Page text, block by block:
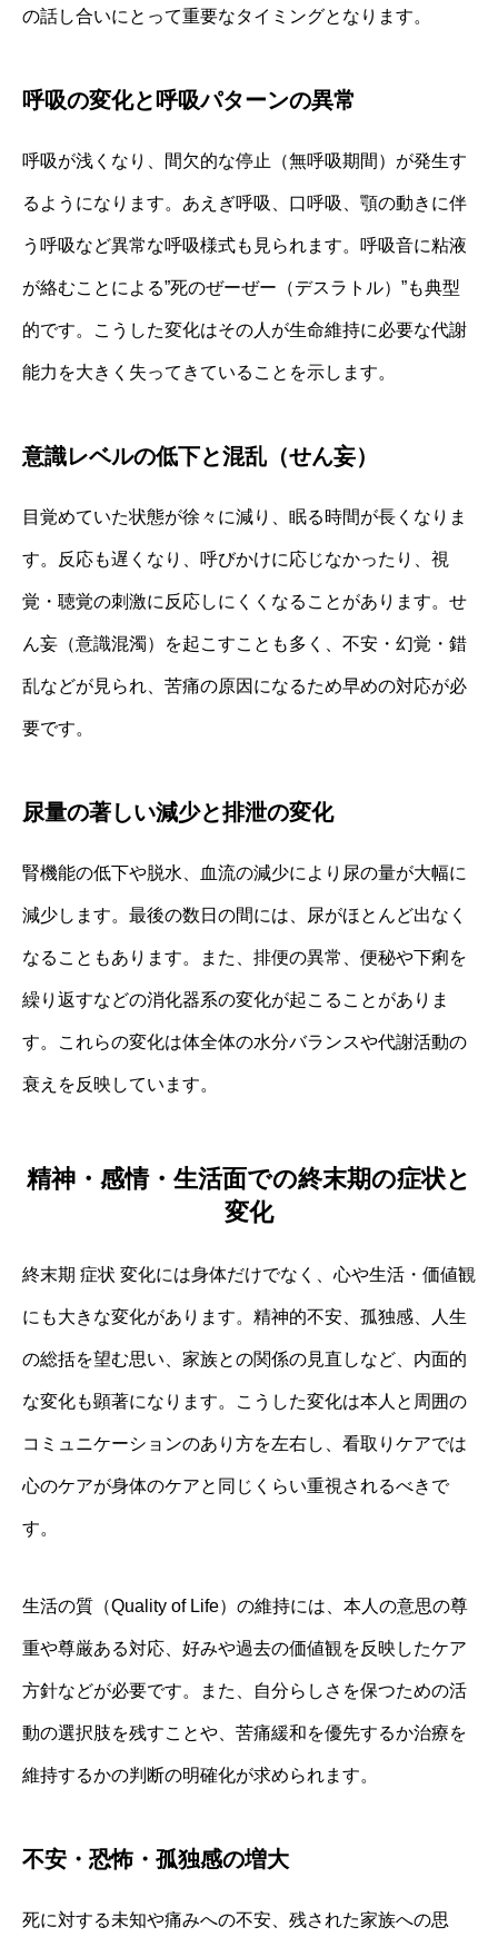
の話し合いにとって重要なタイミングとなります。
呼吸の変化と呼吸パターンの異常
呼吸が浅くなり、間欠的な停止（無呼吸期間）が発生す
るようになります。あえぎ呼吸、口呼吸、顎の動きに伴
う呼吸など異常な呼吸様式も見られます。呼吸音に粘液
が絡むことによる”死のぜーぜー（デスラトル）”も典型
的です。こうした変化はその人が生命維持に必要な代謝
能力を大きく失ってきていることを示します。
意識レベルの低下と混乱（せん妄）
目覚めていた状態が徐々に減り、眠る時間が長くなりま
す。反応も遅くなり、呼びかけに応じなかったり、視
覚・聴覚の刺激に反応しにくくなることがあります。せ
ん妄（意識混濁）を起こすことも多く、不安・幻覚・錯
乱などが見られ、苦痛の原因になるため早めの対応が必
要です。
尿量の著しい減少と排泄の変化
腎機能の低下や脱水、血流の減少により尿の量が大幅に
減少します。最後の数日の間には、尿がほとんど出なく
なることもあります。また、排便の異常、便秘や下痢を
繰り返すなどの消化器系の変化が起こることがありま
す。これらの変化は体全体の水分バランスや代謝活動の
衰えを反映しています。
精神・感情・生活面での終末期の症状と
変化
終末期 症状 変化には身体だけでなく、心や生活・価値観
にも大きな変化があります。精神的不安、孤独感、人生
の総括を望む思い、家族との関係の見直しなど、内面的
な変化も顕著になります。こうした変化は本人と周囲の
コミュニケーションのあり方を左右し、看取りケアでは
心のケアが身体のケアと同じくらい重視されるべきで
す。
生活の質（Quality of Life）の維持には、本人の意思の尊
重や尊厳ある対応、好みや過去の価値観を反映したケア
方針などが必要です。また、自分らしさを保つための活
動の選択肢を残すことや、苦痛緩和を優先するか治療を
維持するかの判断の明確化が求められます。
不安・恐怖・孤独感の増大
死に対する未知や痛みへの不安、残された家族への思